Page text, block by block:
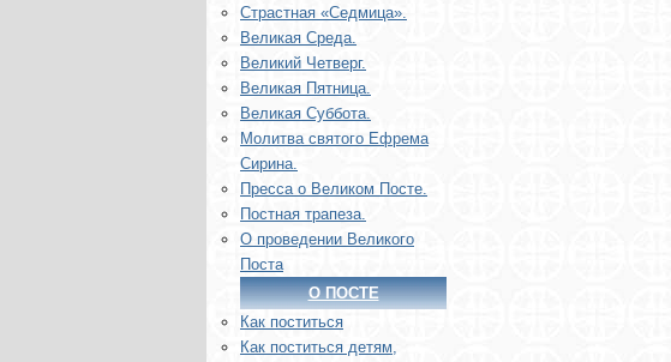
Страстная «Седмица».
Великая Среда.
Великий Четверг.
Великая Пятница.
Великая Суббота.
Молитва святого Ефрема
Сирина.
Пресса о Великом Посте.
Постная трапеза.
О проведении Великого
Поста
О ПОСТЕ
Как поститься
Как поститься детям,